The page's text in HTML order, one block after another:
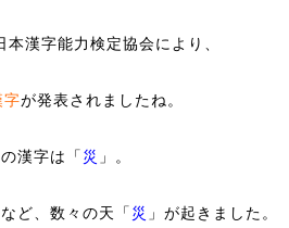
漢字能力検定協会により、
字が発表されましたね。
漢字は「 災 」。
ど、数々の天「 災 」が起きました。